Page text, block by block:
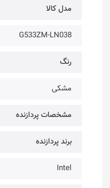
مدل کالا
G533ZM-LN038
رنگ
مشکی
مشخصات پردازنده
برند پردازنده
Intel